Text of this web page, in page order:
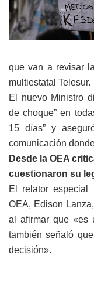
que van a revisar
multiestatal Telesur.
El nuevo Ministro
de choque” en
15 días” y
comunicación
Desde la OEA
cuestionaron su
El relator
OEA, Edison
al afirmar que «es
también señaló
decisión».